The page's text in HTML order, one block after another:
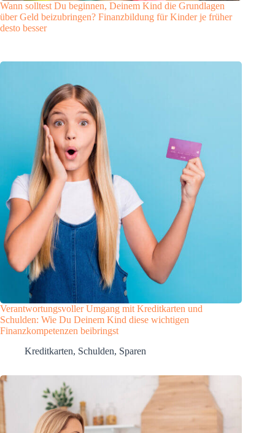
Wann solltest Du beginnen, Deinem Kind die Grundlagen
über Geld beizubringen? Finanzbildung für Kinder je früher
desto besser
Verantwortungsvoller Umgang mit Kreditkarten und
Schulden: Wie Du Deinem Kind diese wichtigen
Finanzkompetenzen beibringst
Kreditkarten, Schulden, Sparen